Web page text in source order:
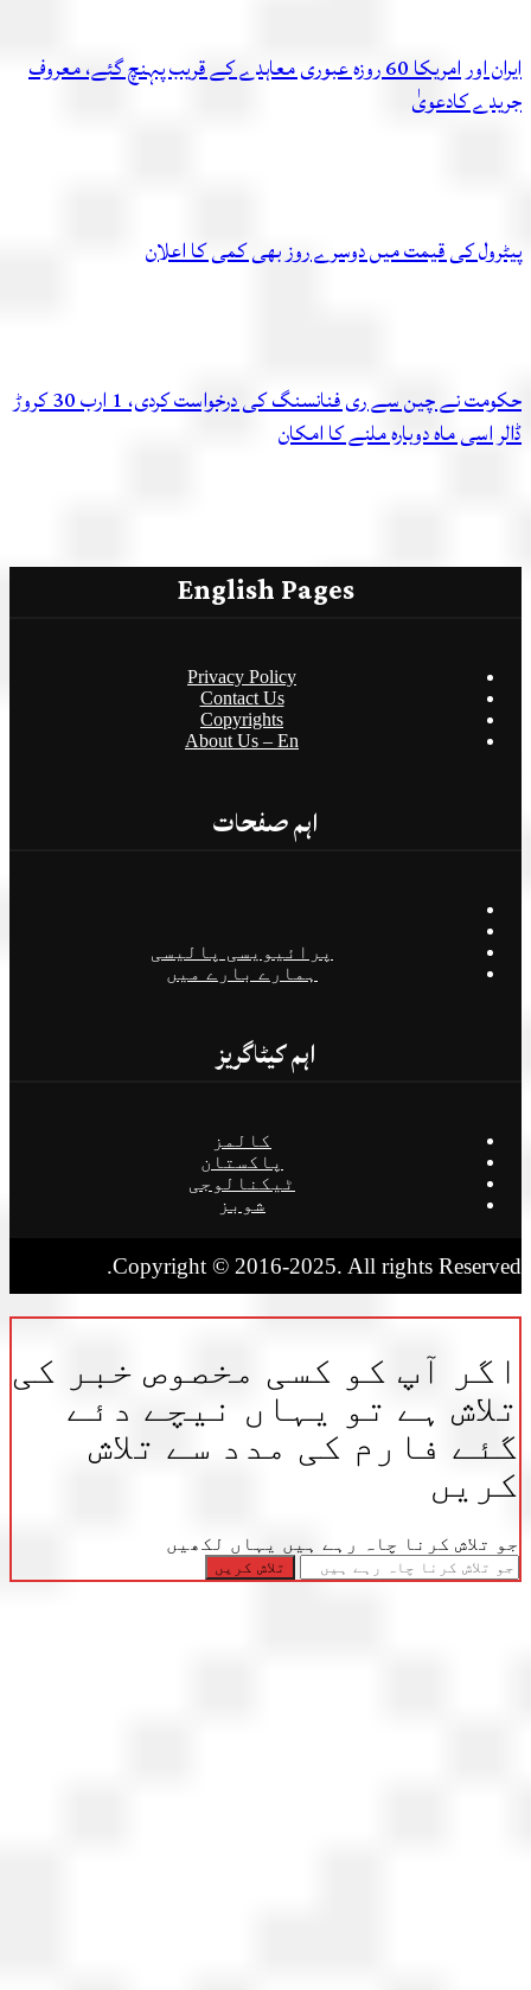
ایران اور امریکا 60 روزہ عبوری معاہدے کے قریب پہنچ گئے، معروف
کادعویٰ
کی قیمت میں دوسرے روز بھی کمی کا اعلان
حکومت نے چین سے ری فنانسنگ کی درخواست کردی، 1 ارب 30 کروڑ
اسی ماہ دوبارہ ملنے کا امکان
English Pages
Privacy Policy
Contact Us
Copyrights
About Us – En
اہم صفحات
پرائیویسی پالیسی
ہمارے بارے میں
اہم کیٹاگریز
کالمز
پاکستان
ٹیکنالوجی
شوبز
Copyright © 2016-2025. All rights
آپ کو کسی مخصوص خبر کی
ہے تو یہاں نیچے دئے
فارم کی مدد سے تلاش
تلاش کرنا چاہ رہے ہیں یہاں لکھیں